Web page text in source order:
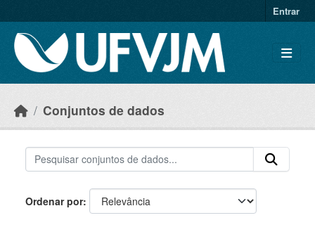
Entrar
Conjuntos de dados
Ordenar por